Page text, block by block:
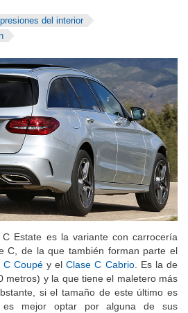
del interior
C Estate es la variante con carrocería
C, de la que también forman parte el
C Coupéy elClase C Cabrio. Es la de
metros) y la que tiene el maletero más
si el tamaño de este último es
es mejor optar por alguna de sus